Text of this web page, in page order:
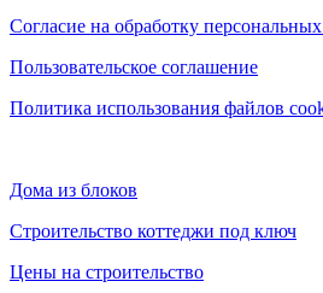
Согласие на обработку
Пользовательское соглашение
Политика использования файлов
Дома из блоков
Строительство коттеджи под ключ
Цены на строительство